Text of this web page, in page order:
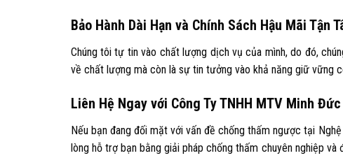
Bảo Hành Dài Hạn và Chính Sách Hậu Mãi Tận
Chúng tôi tự tin vào chất lượng dịch vụ của mình, do đó,
về chất lượng mà còn là sự tin tưởng vào khả năng giữ vững
Liên Hệ Ngay với Công Ty TNHH MTV Minh
Nếu bạn đang đối mặt với vấn đề chống thấm ngược tại
lòng hỗ trợ bạn bằng giải pháp chống thấm chuyên nghiệp